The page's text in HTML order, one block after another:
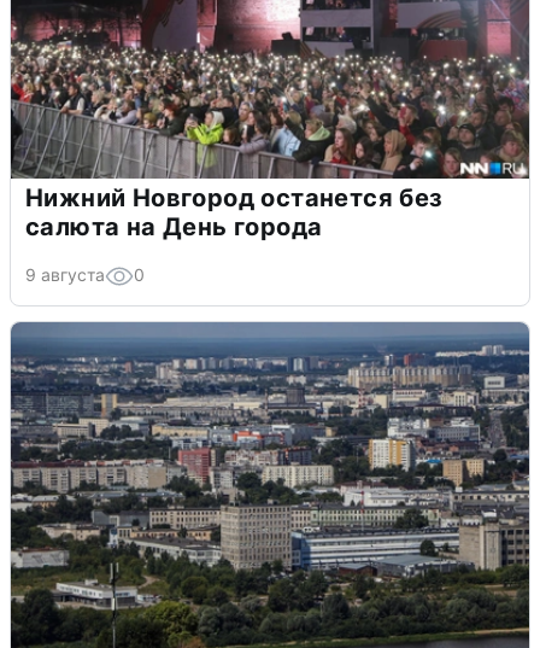
Нижний Новгород останется без
салюта на День города
9 августа 0